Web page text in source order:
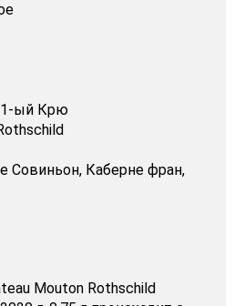
1-ый Крю
Совиньон, Каберне фран,
Mouton Rothschild